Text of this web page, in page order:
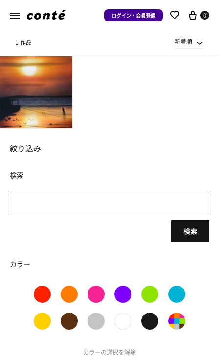
ログイン・会員登録 0
1 作品 新着順
絞り込み
検索
検索
カラー
カラーの選択を解除